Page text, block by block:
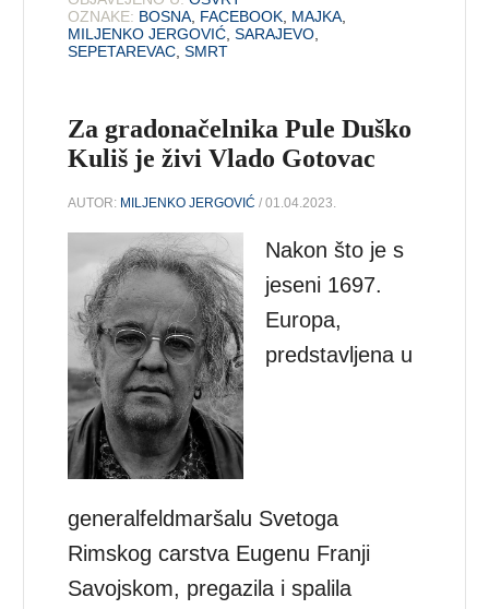
OZNAKE: BOSNA, FACEBOOK, MAJKA,
MILJENKO JERGOVIĆ,SARAJEVO,
SEPETAREVAC,SMRT
Za gradonačelnika Pule Duško
Kuliš je živi Vlado Gotovac
AUTOR: MILJENKO JERGOVIĆ / 01.04.2023.
Nakon što je s
jeseni 1697.
Europa,
predstavljena u
generalfeldmaršalu Svetoga
Rimskog carstva Eugenu Franji
Savojskom, pregazila i spalila